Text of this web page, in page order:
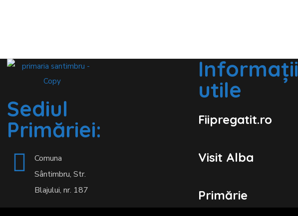
Sediul
Primăriei:
Comuna
Sântimbru, Str.
Blajului, nr. 187
Informații
utile
Fiipregatit.ro
Visit Alba
Primărie